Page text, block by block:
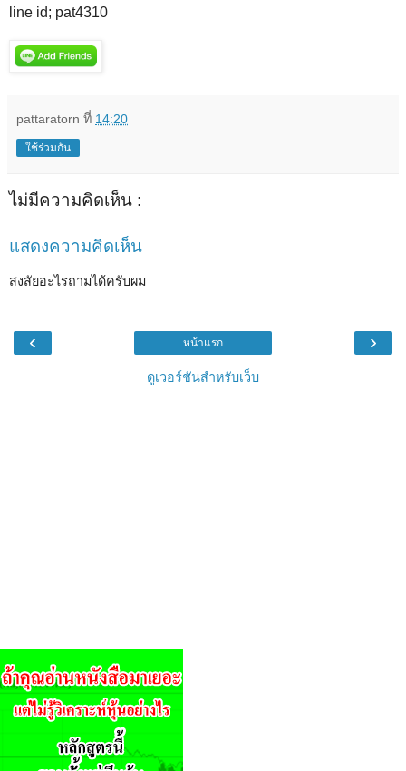
line id; pat4310
pattaratorn ที่ 14:20
ใช้ร่วมกัน
ไม่มีความคิดเห็น :
แสดงความคิดเห็น
สงสัยอะไรถามได้ครับผม
‹ ›
หน้าแรก
ดูเวอร์ชันสำหรับเว็บ